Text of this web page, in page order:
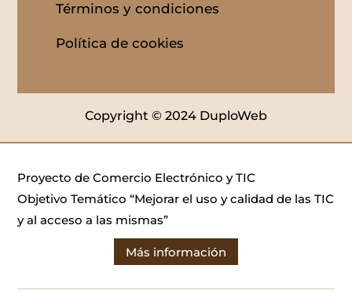
Términos y condiciones
Política de cookies
Copyright © 2024 DuploWeb
Proyecto de Comercio Electrónico y TIC
Objetivo Temático “Mejorar el uso y calidad de las TIC
y al acceso a las mismas”
Más información